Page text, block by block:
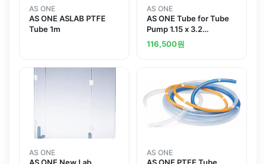
AS ONE
AS ONE ASLAB PTFE
Tube 1m
AS ONE
AS ONE Tube for Tube
Pump 1.15 x 3.2
Siliconeand others
116,500원
AS ONE AS ONE